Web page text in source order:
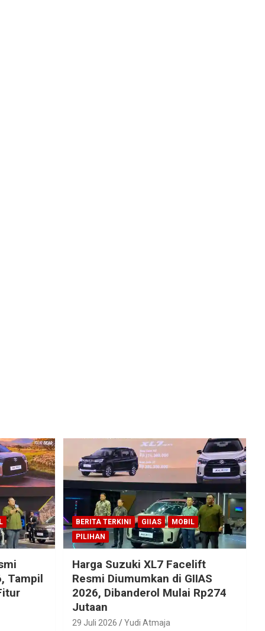
Tampil
BERITA TERKINI GIIAS
MOBIL
PILIHAN
Harga Suzuki XL7 Facelift
Resmi Diumumkan di GIIAS
2026, Dibanderol Mulai Rp274
Jutaan
29 Juli 2026 Yudi Atmaja